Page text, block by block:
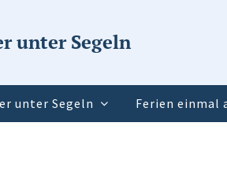
unter Segeln
unter Segeln Ferien einmal